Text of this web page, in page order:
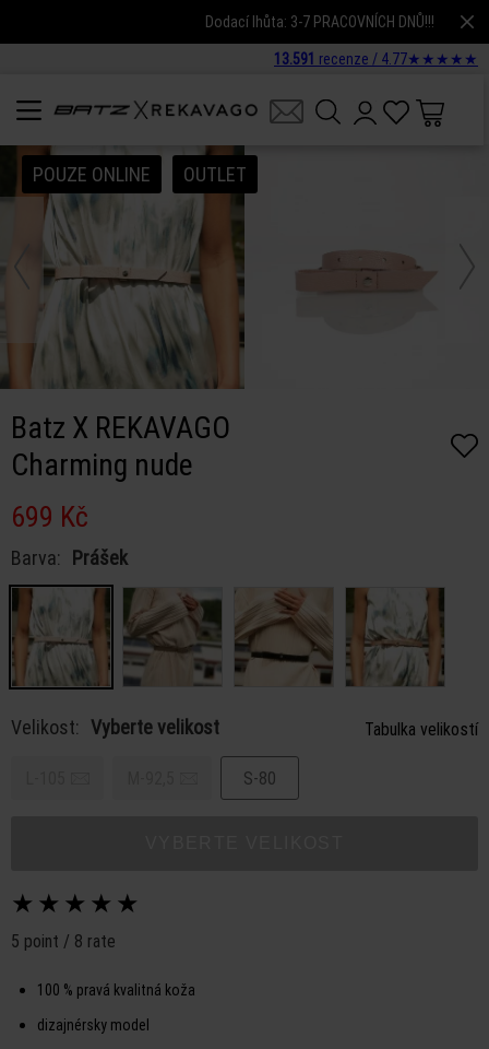
Dodací lhůta: 3-7 PRACOVNÍCH DNŮ!!!
13.591 recenze / 4.77★ ★ ★ ★ ★
POUZE ONLINE OUTLET
Batz X REKAVAGO
Charming nude
699 Kč
Barva: Prášek
Velikost: Vyberte velikost Tabulka velikostí
S-80
★ ★ ★ ★ ★
5 point / 8 rate
100 % pravá kvalitná koža
dizajnérsky model